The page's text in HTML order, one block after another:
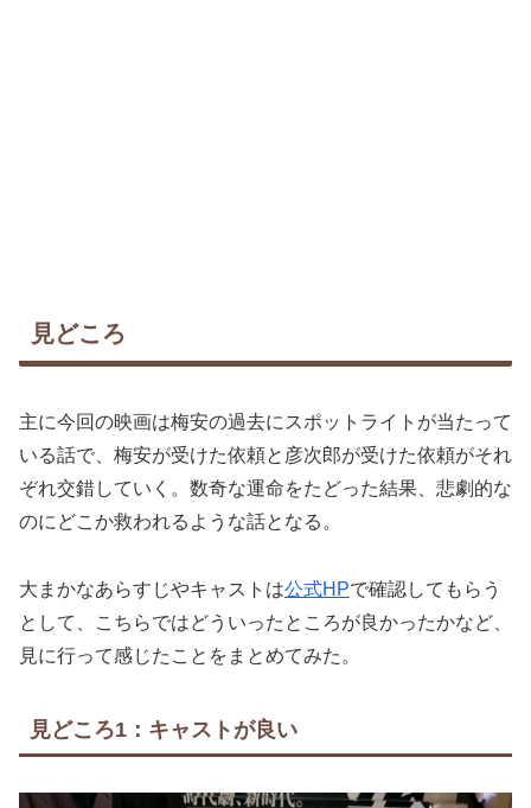
見どころ
主に今回の映画は梅安の過去にスポットライトが当たって
いる話で、梅安が受けた依頼と彦次郎が受けた依頼がそれ
ぞれ交錯していく。数奇な運命をたどった結果、悲劇的な
のにどこか救われるような話となる。
大まかなあらすじやキャストは公式HPで確認してもらう
として、こちらではどういったところが良かったかなど、
見に行って感じたことをまとめてみた。
見どころ1：キャストが良い